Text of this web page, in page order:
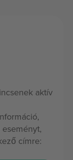
aktív
címre: